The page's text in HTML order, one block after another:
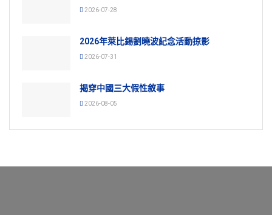
2026-07-28
2026年萊比錫劉曉波紀念活動掠影
2026-07-31
揭穿中國三大假性敘事
2026-08-05